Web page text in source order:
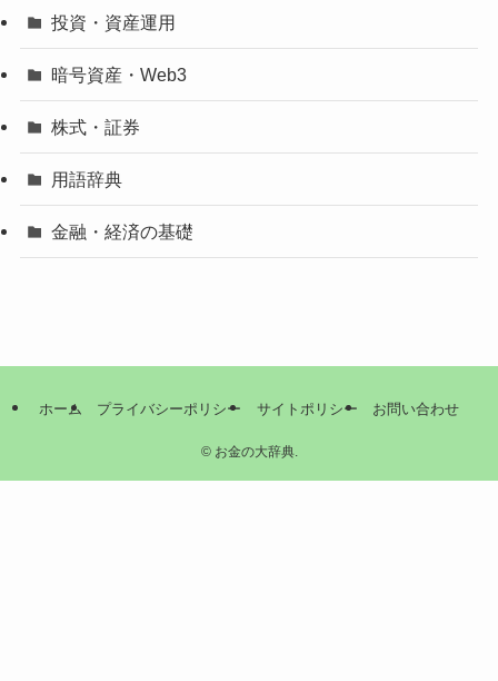
投資・資産運用
暗号資産・Web3
株式・証券
用語辞典
金融・経済の基礎
ホーム プライバシーポリシー サイトポリシー お問い合わせ
©お金の大辞典.